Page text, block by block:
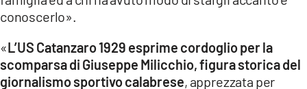
conoscerlo».
«L’US Catanzaro 1929 esprime cordoglio per la
scomparsa di Giuseppe Milicchio, figura storica del
giornalismo sportivo calabrese, apprezzata per